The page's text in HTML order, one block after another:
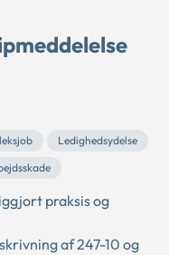
Ledighedsydelse
praksis og
af 247-10 og